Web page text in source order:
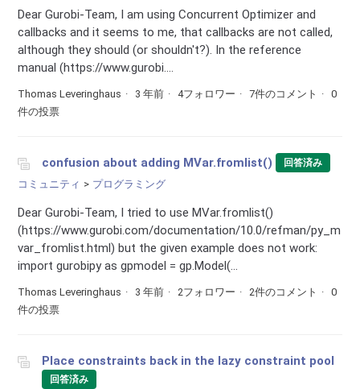
Dear Gurobi-Team, I am using Concurrent Optimizer and
callbacks and it seems to me, that callbacks are not called,
although they should (or shouldn't?). In the reference
manual (https://www.gurobi....
Thomas Leveringhaus 3 年前 4フォロワー 7件のコメント
0
件の投票
confusion about adding MVar.fromlist() 回答済み
コミュニティ プログラミング
Dear Gurobi-Team, I tried to use MVar.fromlist()
(https://www.gurobi.com/documentation/10.0/refman/py_m
var_fromlist.html) but the given example does not work:
import gurobipy as gpmodel = gp.Model(...
Thomas Leveringhaus 3 年前 2フォロワー 2件のコメント
0
件の投票
Place constraints back in the lazy constraint pool
回答済み